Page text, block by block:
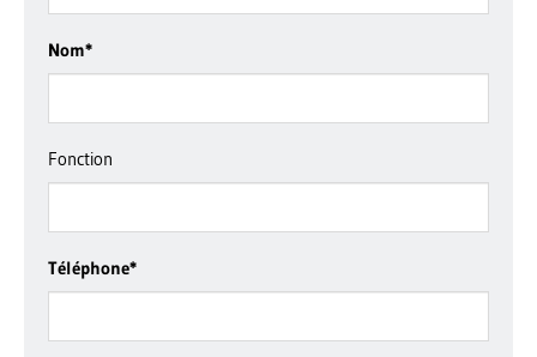
Nom*
Fonction
Téléphone*